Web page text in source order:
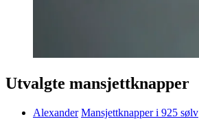
Utvalgte mansjettknapper
Alexander Mansjettknapper i 925 sølv